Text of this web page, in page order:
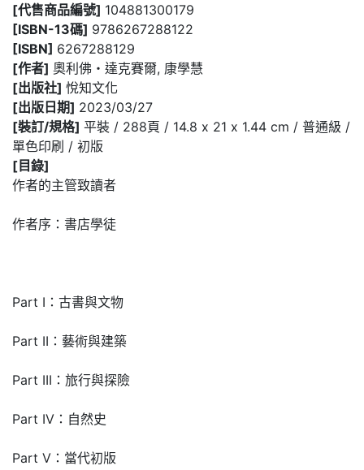
[代售商品編號] 104881300179
[ISBN-13碼] 9786267288122
[ISBN] 6267288129
[作者] 奧利佛・達克賽爾, 康學慧
[出版社] 悅知文化
[出版日期] 2023/03/27
[裝訂/規格] 平裝 / 288頁 / 14.8 x 21 x 1.44 cm / 普通級 /
單色印刷 / 初版
[目錄]
作者的主管致讀者
作者序：書店學徒
Part I：古書與文物
Part II：藝術與建築
Part III：旅行與探險
Part IV：自然史
Part V：當代初版